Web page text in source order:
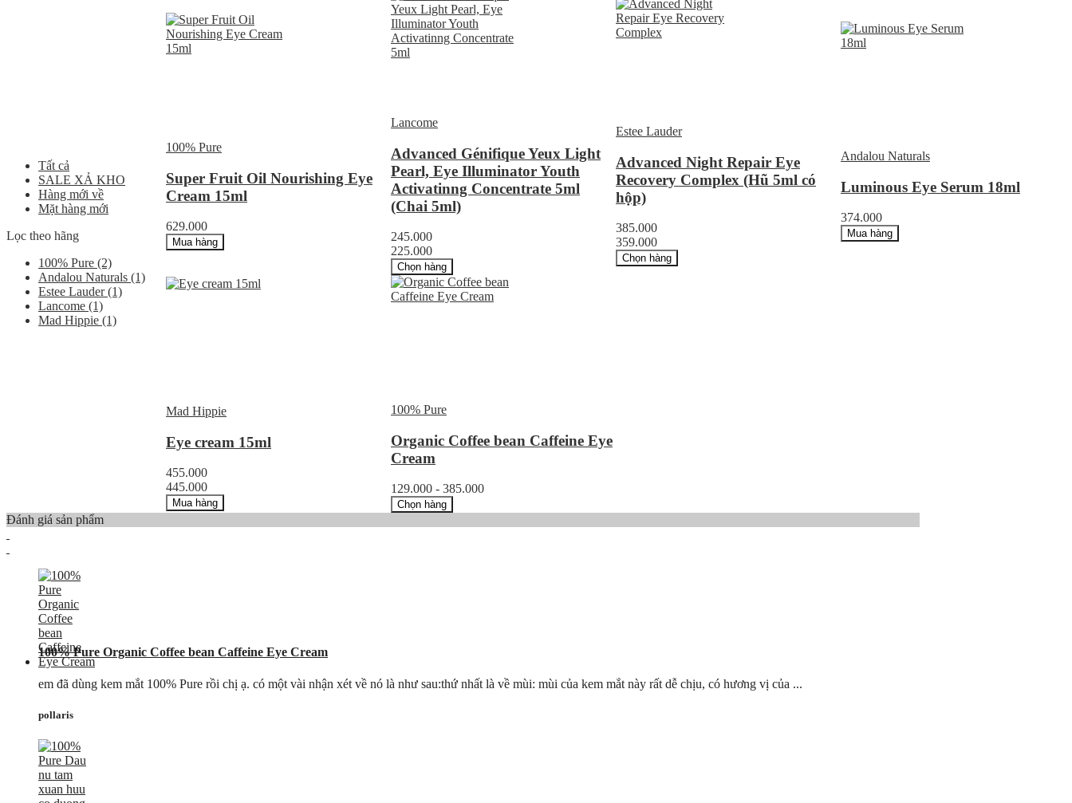
Tất cả
SALE XẢ KHO
Hàng mới về
Mặt hàng mới
Lọc theo hãng
100% Pure (2)
Andalou Naturals (1)
Estee Lauder(1)
Lancome (1)
Mad Hippie (1)
100% Pure
Super Fruit Oil Nourishing Eye
Cream 15ml
629.000
Mua hàng
Lancome
Advanced Génifique Yeux Light
Pearl, Eye Illuminator Youth
Activatinng Concentrate 5ml
(Chai 5ml)
245.000
225.000
Chọn hàng
Estee Lauder
Advanced Night Repair Eye
Recovery Complex (Hũ 5ml có
hộp)
385.000
359.000
Chọn hàng
Andalou Naturals
Luminous Eye Serum 18ml
374.000
Mua hàng
Mad Hippie
Eye cream 15ml
455.000
445.000
Mua hàng
100% Pure
Organic Coffee bean Caffeine Eye
Cream
129.000 - 385.000
Chọn hàng
Đánh giá sản phẩm
100% Pure Organic Coffee bean Caffeine Eye Cream
em đã dùng kem mắt 100% Pure rồi chị ạ. có một vài nhận xét về nó là như sau:thứ nhất là về mùi: mùi của kem mắt này rất dễ chịu, có hương vị của ...
pollaris